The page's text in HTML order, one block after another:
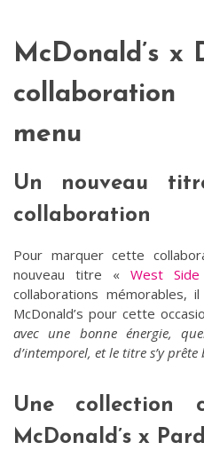
McDonald’s x
menu
Un nouveau
collaboration
Pour marquer cette
nouveau titre «West
collaborations mémorables,
McDonald’s pour cette
avec une bonne énergie,
d’intemporel, et le titre s’y prête
Une collection
McDonald’s x